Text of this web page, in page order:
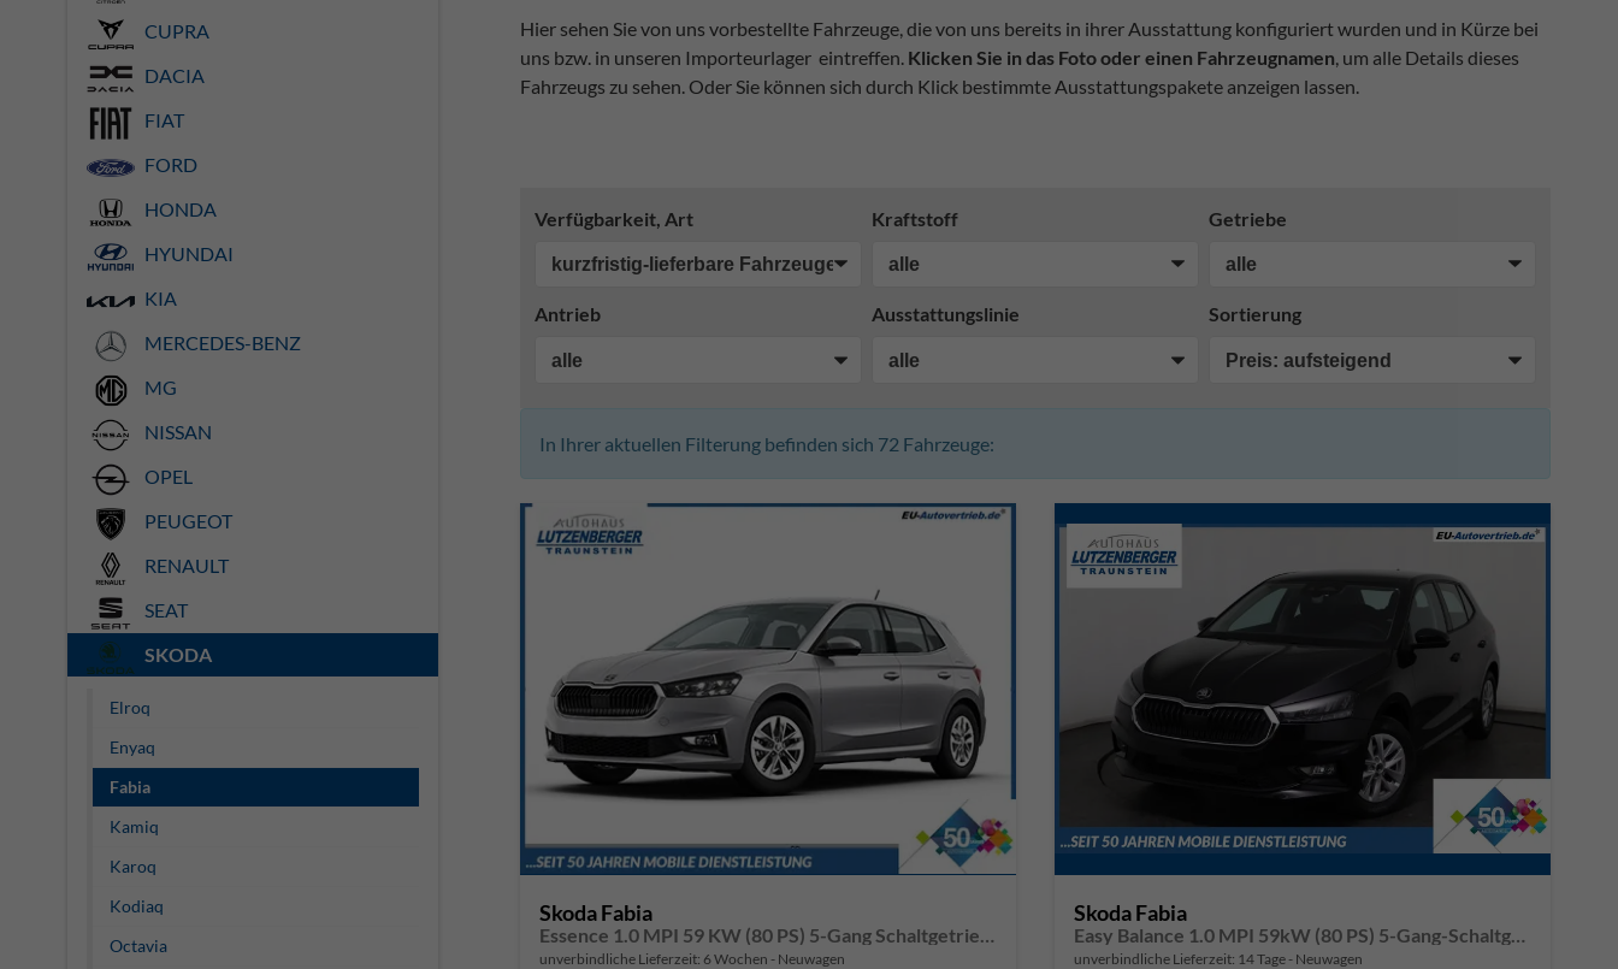
Hier sehen Sie von uns vorbestellte Fahrzeuge, die von uns bereits in ihrer Ausstattung konfiguriert wurden und in Kürze bei
uns bzw. in unseren Importeurlager eintreffen. Klicken Sie in das Foto oder einen Fahrzeugnamen , um alle Details dieses
Fahrzeugs zu sehen. Oder Sie können sich durch Klick bestimmte Ausstattungspakete anzeigen lassen.
Verfügbarkeit, Art Kraftstoff Getriebe
Antrieb Ausstattungslinie Sortierung
In Ihrer aktuellen Filterung befinden sich 72 Fahrzeuge:
Skoda Fabia
Essence 1.0 MPI 59 KW (80 PS) 5-Gang Schaltgetriebe
unverbindliche Lieferzeit: 6 Wochen Neuwagen
Skoda Fabia
Easy Balance 1.0 MPI 59kW (80 PS) 5-Gang-Schaltgetriebe
unverbindliche Lieferzeit: 14 Tage Neuwagen
CUPRA
DACIA
FIAT
FORD
HONDA
HYUNDAI
KIA
MERCEDES-BENZ
MG
NISSAN
OPEL
PEUGEOT
RENAULT
SEAT
SKODA
Elroq
Enyaq
Fabia
Kamiq
Karoq
Kodiaq
Octavia